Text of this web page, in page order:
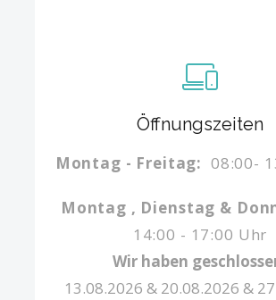
Öffnungszeiten
Montag - Freitag: 08:00-
Montag , Dienstag &
14:00 - 17:00 Uhr
Wir haben
13.08.2026 & 20.08.2026 &